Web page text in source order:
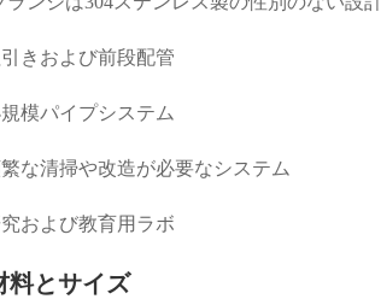
引きおよび前段配管
規模パイプシステム
繁な清掃や改造が必要なシステム
究および教育用ラボ
料とサイズ